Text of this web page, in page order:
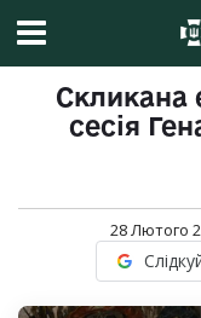
Скликана
сесія
28 Лютого